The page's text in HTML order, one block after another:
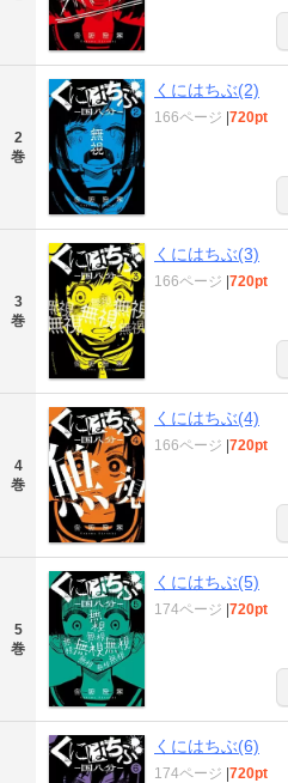
2
巻
くにはちぶ(2)
166ページ |720pt
3
巻
くにはちぶ(3)
166ページ |720pt
4
巻
くにはちぶ(4)
166ページ |720pt
5
巻
くにはちぶ(5)
174ページ |720pt
くにはちぶ(6)
174ページ |720pt